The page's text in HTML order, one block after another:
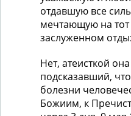
отдавшую все
мечтающую на
заслуженном
Нет, атеисткой
подсказавший,
болезни
Божиим, к